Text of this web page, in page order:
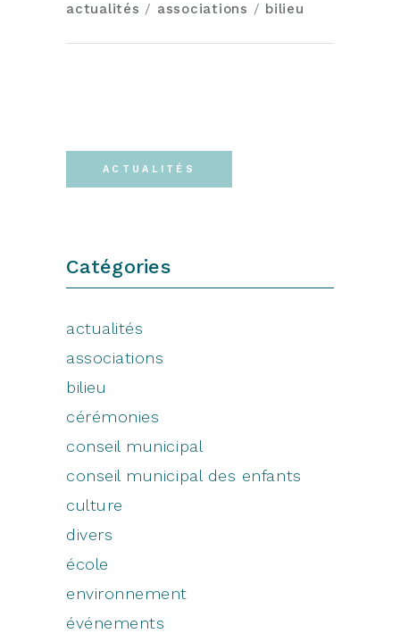
actualités / associations / bilieu
ACTUALITÉS
Catégories
actualités
associations
bilieu
cérémonies
conseil municipal
conseil municipal des enfants
culture
divers
école
environnement
événements